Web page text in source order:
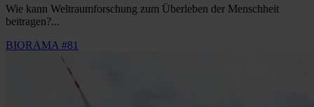
Wie kann Weltraumforschung zum Überleben der Menschheit
beitragen?...
BIORAMA #81